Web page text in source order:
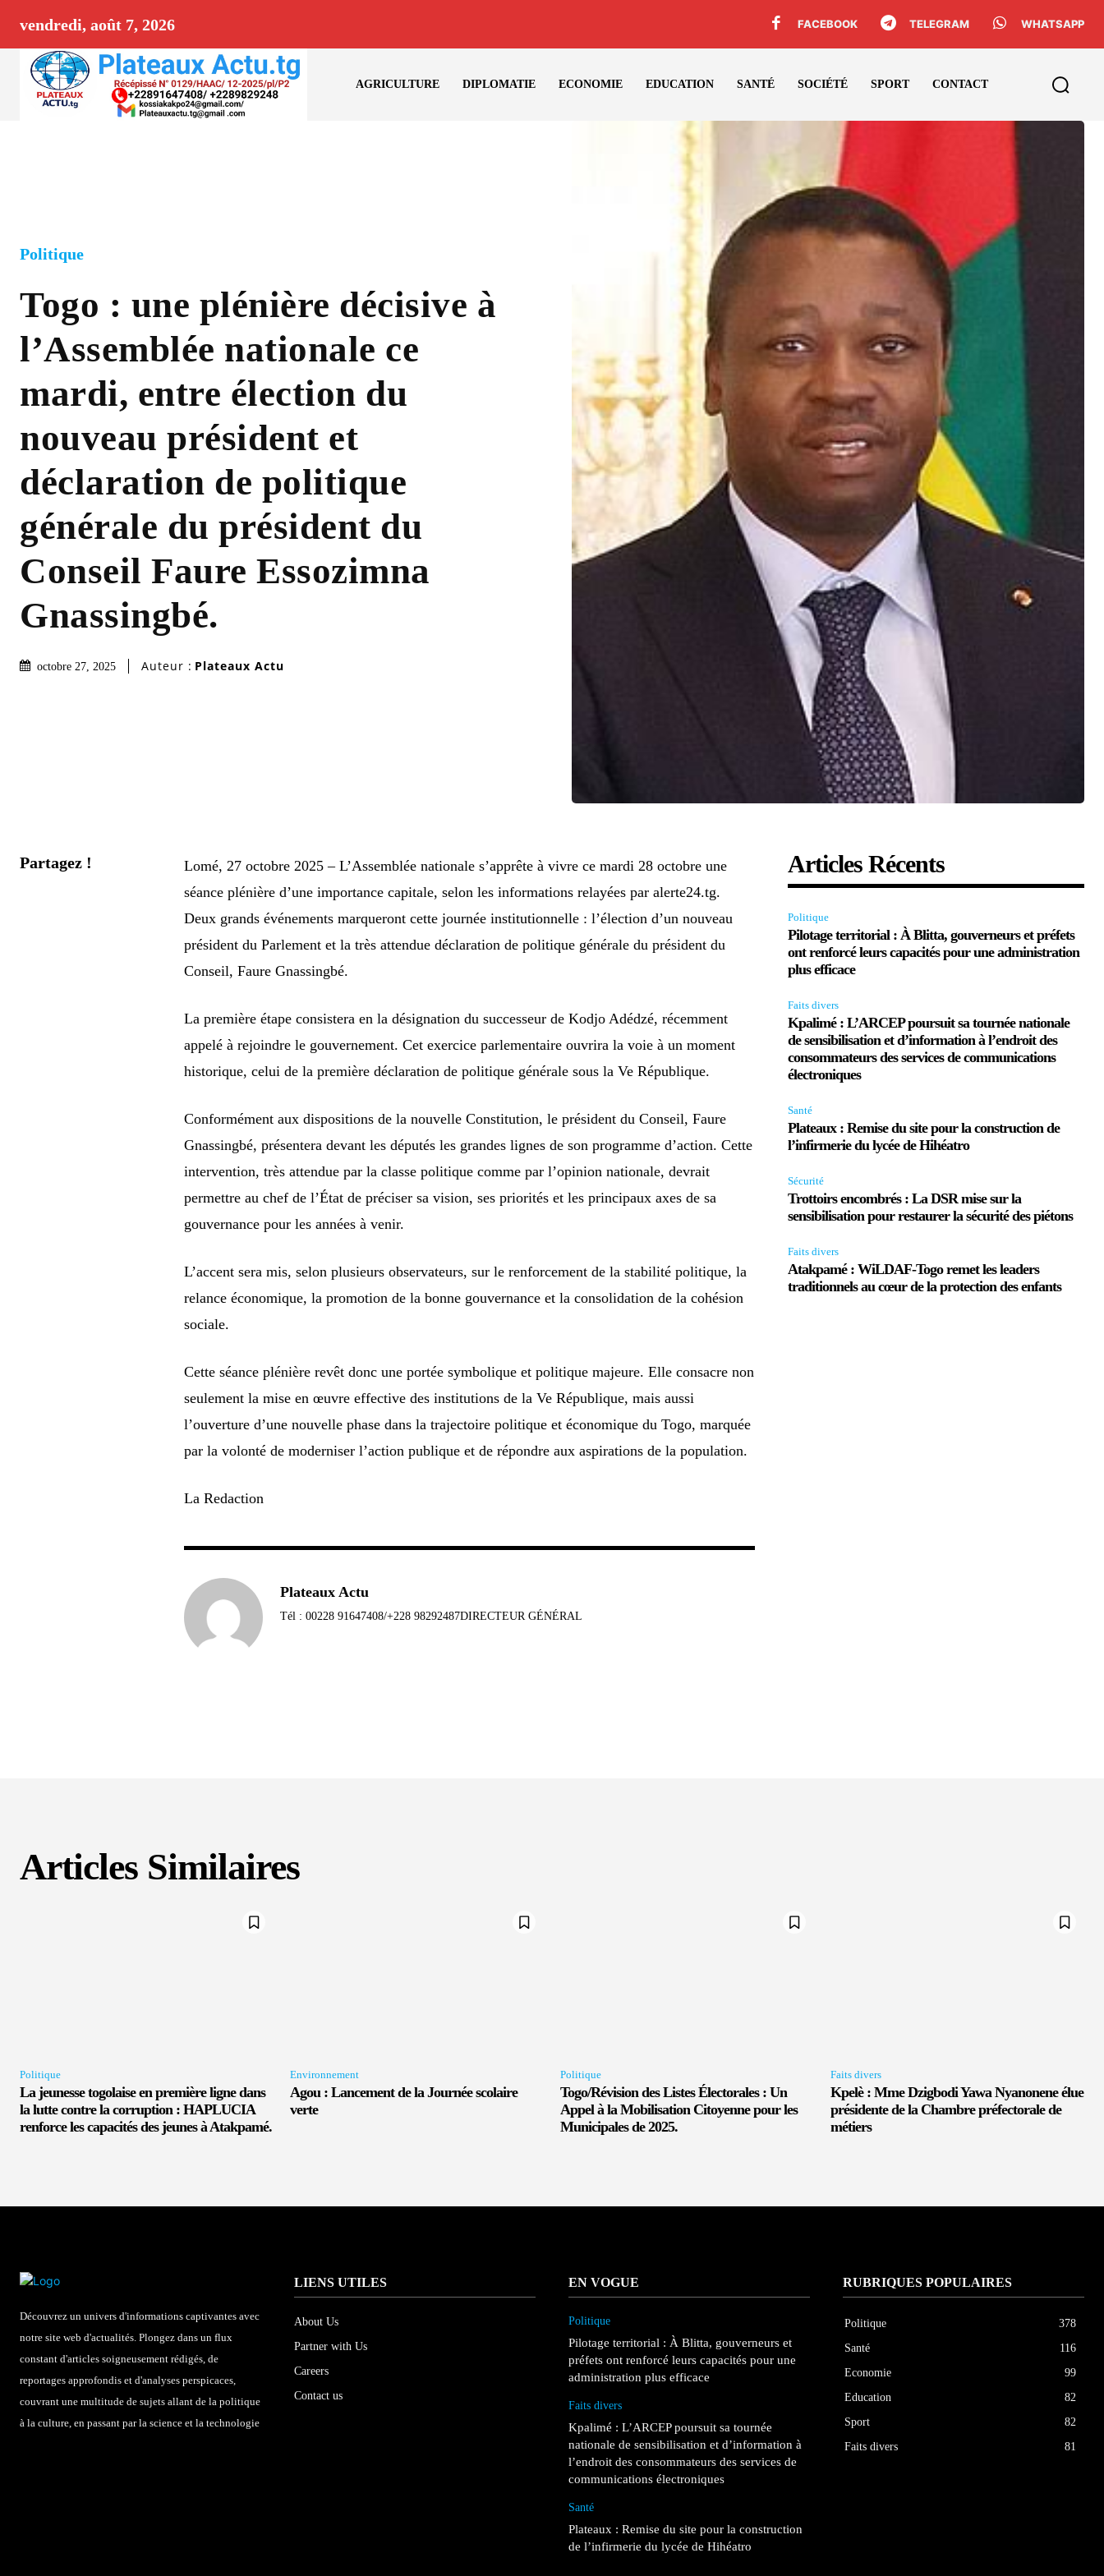
vendredi, août 7, 2026 FACEBOOK TELEGRAM WHATSAPP
AGRICULTURE DIPLOMATIE ECONOMIE EDUCATION SANTÉ SOCIÉTÉ SPORT CONTACT
Politique
Togo : une plénière décisive à
l’Assemblée nationale ce
mardi, entre élection du
nouveau président et
déclaration de politique
générale du président du
Conseil Faure Essozimna
Gnassingbé.
octobre 27, 2025 Auteur : Plateaux Actu
Partagez !
Lomé, 27 octobre 2025 – L’Assemblée nationale s’apprête à vivre ce mardi 28 octobre une
séance plénière d’une importance capitale, selon les informations relayées par alerte24.tg.
Deux grands événements marqueront cette journée institutionnelle : l’élection d’un nouveau
président du Parlement et la très attendue déclaration de politique générale du président du
Conseil, Faure Gnassingbé.
La première étape consistera en la désignation du successeur de Kodjo Adédzé, récemment
appelé à rejoindre le gouvernement. Cet exercice parlementaire ouvrira la voie à un moment
historique, celui de la première déclaration de politique générale sous la Ve République.
Conformément aux dispositions de la nouvelle Constitution, le président du Conseil, Faure
Gnassingbé, présentera devant les députés les grandes lignes de son programme d’action. Cette
intervention, très attendue par la classe politique comme par l’opinion nationale, devrait
permettre au chef de l’État de préciser sa vision, ses priorités et les principaux axes de sa
gouvernance pour les années à venir.
L’accent sera mis, selon plusieurs observateurs, sur le renforcement de la stabilité politique, la
relance économique, la promotion de la bonne gouvernance et la consolidation de la cohésion
sociale.
Cette séance plénière revêt donc une portée symbolique et politique majeure. Elle consacre non
seulement la mise en œuvre effective des institutions de la Ve République, mais aussi
l’ouverture d’une nouvelle phase dans la trajectoire politique et économique du Togo, marquée
par la volonté de moderniser l’action publique et de répondre aux aspirations de la population.
La Redaction
Plateaux Actu
Tél : 00228 91647408/+228 98292487DIRECTEUR GÉNÉRAL
Articles Récents
Politique
Pilotage territorial : À Blitta, gouverneurs et préfets
ont renforcé leurs capacités pour une administration
plus efficace
Faits divers
Kpalimé : L’ARCEP poursuit sa tournée nationale
de sensibilisation et d’information à l’endroit des
consommateurs des services de communications
électroniques
Santé
Plateaux : Remise du site pour la construction de
l’infirmerie du lycée de Hihéatro
Sécurité
Trottoirs encombrés : La DSR mise sur la
sensibilisation pour restaurer la sécurité des piétons
Faits divers
Atakpamé : WiLDAF-Togo remet les leaders
traditionnels au cœur de la protection des enfants
Articles Similaires
Politique
La jeunesse togolaise en première ligne dans
la lutte contre la corruption : HAPLUCIA
renforce les capacités des jeunes à Atakpamé.
Environnement
Agou : Lancement de la Journée scolaire
verte
Politique
Togo/Révision des Listes Électorales : Un
Appel à la Mobilisation Citoyenne pour les
Municipales de 2025.
Faits divers
Kpelè : Mme Dzigbodi Yawa Nyanonene élue
présidente de la Chambre préfectorale de
métiers
Découvrez un univers d'informations captivantes avec
notre site web d'actualités. Plongez dans un flux
constant d'articles soigneusement rédigés, de
reportages approfondis et d'analyses perspicaces,
couvrant une multitude de sujets allant de la politique
à la culture, en passant par la science et la technologie
LIENS UTILES
About Us
Partner with Us
Careers
Contact us
EN VOGUE
Politique
Pilotage territorial : À Blitta, gouverneurs et
préfets ont renforcé leurs capacités pour une
administration plus efficace
Faits divers
Kpalimé : L’ARCEP poursuit sa tournée
nationale de sensibilisation et d’information à
l’endroit des consommateurs des services de
communications électroniques
Santé
Plateaux : Remise du site pour la construction
de l’infirmerie du lycée de Hihéatro
RUBRIQUES POPULAIRES
Politique
378
Santé
116
Economie
99
Education
82
Sport
82
Faits divers
81